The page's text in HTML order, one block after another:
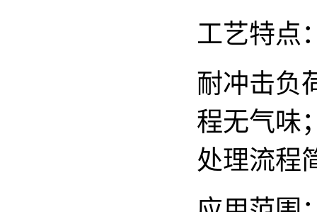
工艺特点
耐冲击负
程无气味
处理流程